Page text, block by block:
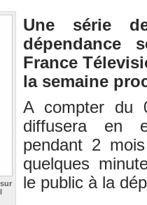
Une série
dépendance
France
la semaine
A compter du
diffusera en
pendant 2
quelques
le public à la